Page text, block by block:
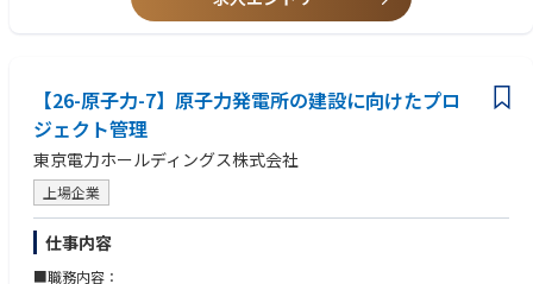
■キャリアパス 以下のようなキャリアパスを想定しています。
核者として全体業務の進捗管理やロボットメーカとの調整業務を行い、プ
ロジェクトの成功に向けてチームをリードする役割を担っていただきま
す。
長期（5年以上）：遠隔ロボット導入のエンジニアリング業務でマネジメ
ント経験を積み、ひいては組織全体の運営に携わっていただくことを期待
しています。
■配属先部署人数・構成
現場との対話を重ねながら、実効性のある研修を形にしていく役割を想定
・教育プログラム全体の設計と改善の主導
・現業・技術技能認定に関わる研修支援（必要に応じて）
・関係部署と連携した訓練内容・運用方法の調整
・研修効果の評価と次施策への反映
特に、将来的な廃炉作業を見据えた訓練のあり方については、現場部門と
の合意形成を図りながら進めていきます。
教育の専門性を活かしつつ、現場に根差した実践的な施策推進が期待され
ます。
が必要であり、コミュニケーションスキル（傾聴スキル、質問スキル、伝
～ご経験～
・人財育成・教育訓練業界において、教育機関（学校関係など）または研
修機関（研修会社など）で、専門知識を要する業務の育成プログラム（10
0名規模以上）の企画・作成・実施経験（3年以上）
・現場（発電所）のニーズや目的を踏まえ、人財育成プランを企画・設計
した経験
～知識・技能～
・コミュニケーションスキル（傾聴スキル、質問スキル、伝達スキルな
ど）を実務で活用し、現場ヒアリングや課題抽出に結びつけられる。
【26-原子力-7】原子力発電所の建設に向けたプロ
ジェクト管理
東京電力ホールディングス株式会社
上場企業
仕事内容
■職務内容：